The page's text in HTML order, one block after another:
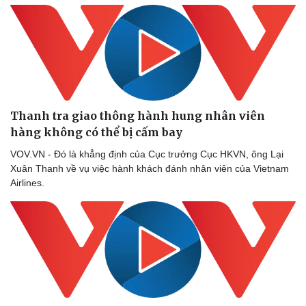
Thanh tra giao thông hành hung nhân viên
hàng không có thể bị cấm bay
VOV.VN - Đó là khẳng định của Cục trưởng Cục HKVN, ông Lại
Xuân Thanh về vụ việc hành khách đánh nhân viên của Vietnam
Airlines.